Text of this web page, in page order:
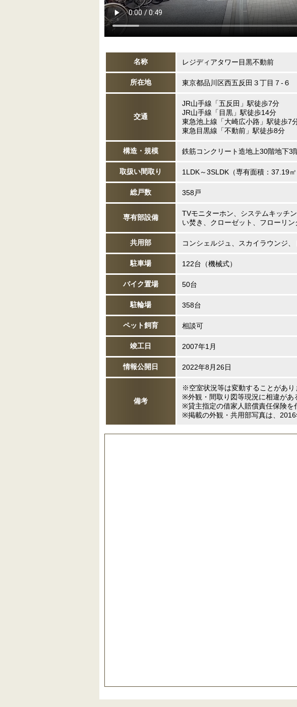
名称 レジディアタワー目黒不動前
所在地 東京都品川区西五反田３丁目７-６
交通
JR山手線「五反田」駅徒歩7分
JR山手線「目黒」駅徒歩14分
東急池上線「大崎広小路」駅徒歩7
東急目黒線「不動前」駅徒歩8分
構造・規模 鉄筋コンクリート造地上30階地下3
取扱い間取り 1LDK～3SLDK（専有面積：37.19㎡
総戸数 358戸
専有部設備
TVモニターホン、システムキッチ
い焚き、クローゼット、フローリン
共用部 コンシェルジュ、スカイラウンジ
駐車場 122台（機械式）
バイク置場 50台
駐輪場 358台
ペット飼育 相談可
竣工日 2007年1月
情報公開日 2022年8月26日
備考
※空室状況等は変動することがあり
※外観・間取り図等現況に相違があ
※貸主指定の借家人賠償責任保険を
※掲載の外観・共用部写真は、2016